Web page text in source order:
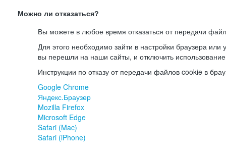
Можно ли отказаться?
Вы можете в любое время отказаться от передачи
Для этого необходимо зайти в настройки браузера или
вы перешли на наши сайты, и отключить
Инструкции по отказу от передачи файлов cookie в
Google Chrome
Яндекс.Браузер
Mozilla Firefox
Microsoft Edge
Safari (Mac)
Safari (iPhone)